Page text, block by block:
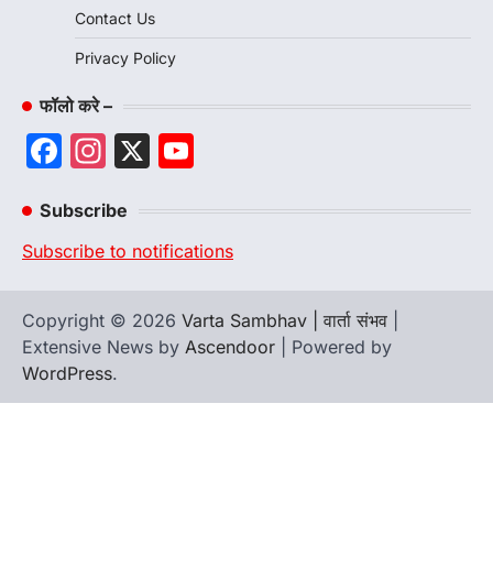
Contact Us
Privacy Policy
फॉलो करे –
Facebook
Instagram
X
Subscribe
Subscribe to notifications
Copyright © 2026 Varta Sambhav | वार्ता संभव
Extensive News by Ascendoor | Powered by
WordPress.